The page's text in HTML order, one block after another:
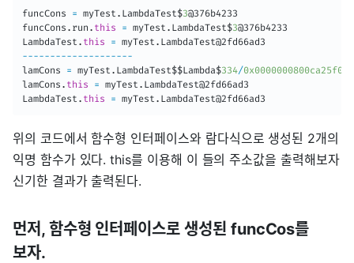
funcCons = myTest . LambdaTest$3@376b4233
funcCons . run . this = myTest . LambdaTest$3@376b4233
LambdaTest . this = myTest . LambdaTest@2fd66ad3
--------------------
lamCons = myTest . LambdaTest$$Lambda$334/0x0000000800ca25f0
lamCons . this = myTest . LambdaTest@2fd66ad3
LambdaTest . this = myTest . LambdaTest@2fd66ad3
위의 코드에서 함수형 인터페이스와 람다식으로 생성된 2개의
익명 함수가 있다. this를 이용해 이 들의 주소값을 출력해보자
신기한 결과가 출력된다.
먼저, 함수형 인터페이스로 생성된 funcCos를
보자.